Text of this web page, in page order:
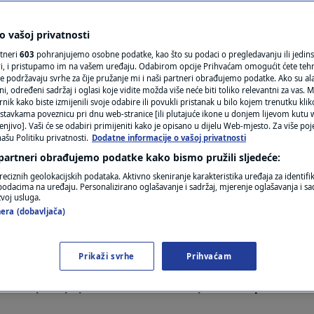
N1(DIS)INFO
FOTO
VIDEO
majicu s
uslijedile brojne
turnir, a na društvenim mrežama
koja je na sebi imala majicu s natpisom "I
vašoj privatnosti
603 pohranjujemo osobne podatke, kao što su podaci o pregledavanju ili
i pristupamo im na vašem uređaju. Odabirom opcije Prihvaćam omogućit ćete
podržavaju svrhe za čije pružanje mi i naši partneri obrađujemo podatke. Ako su
određeni sadržaj i oglasi koje vidite možda više neće biti toliko relevantni za vas.
kako biste izmijenili svoje odabire ili povukli pristanak u bilo kojem trenutku
poveznicu pri dnu web-stranice [ili plutajuće ikone u donjem lijevom kutu
Vaši će se odabiri primijeniti kako je opisano u dijelu Web-mjesto. Za više
Politiku privatnosti. Dodatne informacije o vašoj privatnosti
obrađujemo podatke kako bismo pružili sljedeće:
geolokacijskih podataka. Aktivno skeniranje karakteristika uređaja za
na uređaju. Personalizirano oglašavanje i sadržaj, mjerenje oglašavanja i
usluga.
(dobavljača)
Prikaži svrhe Prihvaćam